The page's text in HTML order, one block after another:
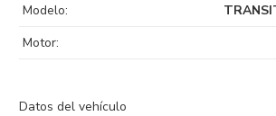
Modelo:
Motor:
Datos del vehículo